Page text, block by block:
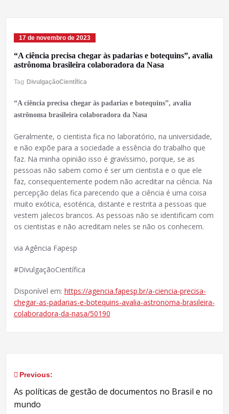
17 de novembro de 2023
“A ciência precisa chegar às padarias e botequins”, avalia
astrônoma brasileira colaboradora da Nasa
Tag DivulgaçãoCientífica
“A ciência precisa chegar às padarias e botequins”, avalia
astrônoma brasileira colaboradora da Nasa
Geralmente, o cientista fica no laboratório, na universidade,
e não expõe para a sociedade a essência do trabalho que
faz. Na minha opinião isso é gravíssimo, porque, se as
pessoas não sabem como é ser um cientista e o que ele
faz, consequentemente podem não acreditar na ciência. Na
percepção delas fica parecendo que a ciência é uma coisa
muito exótica, esotérica, distante e restrita a pessoas que
vestem jalecos brancos. As pessoas não se identificam com
os cientistas e não acreditam neles se não os conhecem.
via Agência Fapesp
#DivulgaçãoCientífica
Disponível em: https://agencia.fapesp.br/a-ciencia-precisa-
chegar-as-padarias-e-botequins-avalia-astronoma-brasileira-
colaboradora-da-nasa/50190
Navegação
de
Previous:
As políticas de gestão de documentos no Brasil e no
mundo